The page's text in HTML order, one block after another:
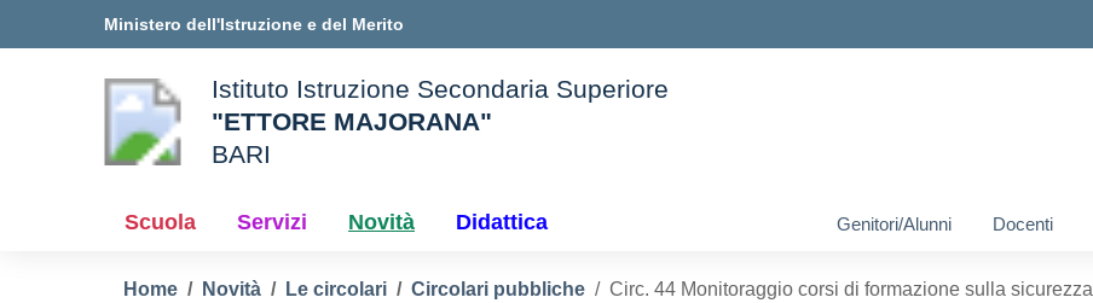
Ministero dell'Istruzione e del Merito
scuola
Istituto Istruzione Secondaria Superiore
"ETTORE MAJORANA"
BARI
Scuola Servizi Novità Didattica Genitori/Alunni Docenti
Home Novità Le circolari Circolari pubbliche Circ. 44 Monitoraggio corsi di formazione sulla sicurezza